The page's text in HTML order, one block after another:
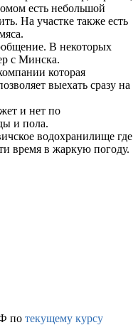
есть небольшой
На участке также есть
В некоторых
с Минска.
которая
выехать сразу на
и нет по
и пола.
водохранилище где
время в жаркую погоду.
по текущему курсу